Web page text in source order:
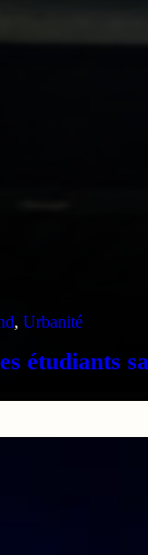
, Urbanité
étudiants